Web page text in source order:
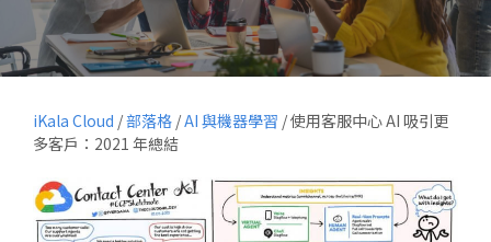
iKala Cloud /部落格 /AI 與機器學習 /使用客服中心 AI 吸引更
多客戶：2021 年總結